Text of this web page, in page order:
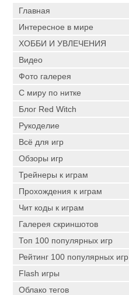
Главная
Интересное в мире
ХОББИ И УВЛЕЧЕНИЯ
Видео
Фото галерея
С миру по нитке
Блог Red Witch
Рукоделие
Всё для игр
Обзоры игр
Трейнеры к играм
Прохождения к играм
Чит коды к играм
Галерея скриншотов
Топ 100 популярных игр
Рейтинг 100 популярных игр
Flash игры
Облако тегов